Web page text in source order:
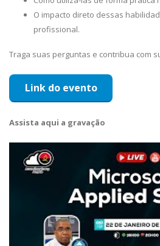
O impacto direto dessas
profissional.
Traga suas perguntas e contribua com
Link do evento
Assista aqui a gravação